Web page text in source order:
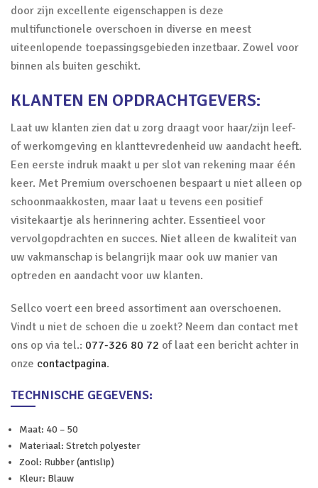
door zijn excellente eigenschappen is deze
multifunctionele overschoen in diverse en meest
uiteenlopende toepassingsgebieden inzetbaar. Zowel voor
binnen als buiten geschikt.
KLANTEN EN OPDRACHTGEVERS:
Laat uw klanten zien dat u zorg draagt voor haar/zijn leef-
of werkomgeving en klanttevredenheid uw aandacht heeft.
Een eerste indruk maakt u per slot van rekening maar één
keer. Met Premium overschoenen bespaart u niet alleen op
schoonmaakkosten, maar laat u tevens een positief
visitekaartje als herinnering achter. Essentieel voor
vervolgopdrachten en succes. Niet alleen de kwaliteit van
uw vakmanschap is belangrijk maar ook uw manier van
optreden en aandacht voor uw klanten.
Sellco voert een breed assortiment aan overschoenen.
Vindt u niet de schoen die u zoekt? Neem dan contact met
ons op via tel.: 077-326 80 72 of laat een bericht achter in
onze contactpagina.
TECHNISCHE GEGEVENS:
Maat: 40 – 50
Materiaal: Stretch polyester
Zool: Rubber (antislip)
Kleur: Blauw